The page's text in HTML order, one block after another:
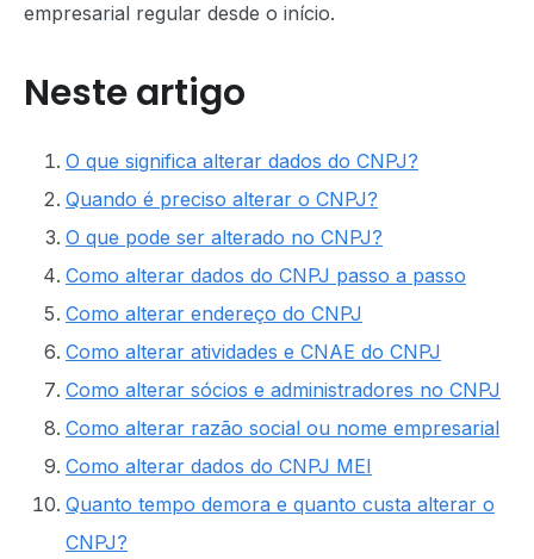
empresarial regular desde o início.
Neste artigo
O que significa alterar dados do CNPJ?
Quando é preciso alterar o CNPJ?
O que pode ser alterado no CNPJ?
Como alterar dados do CNPJ passo a passo
Como alterar endereço do CNPJ
Como alterar atividades e CNAE do CNPJ
Como alterar sócios e administradores no CNPJ
Como alterar razão social ou nome empresarial
Como alterar dados do CNPJ MEI
Quanto tempo demora e quanto custa alterar o
CNPJ?